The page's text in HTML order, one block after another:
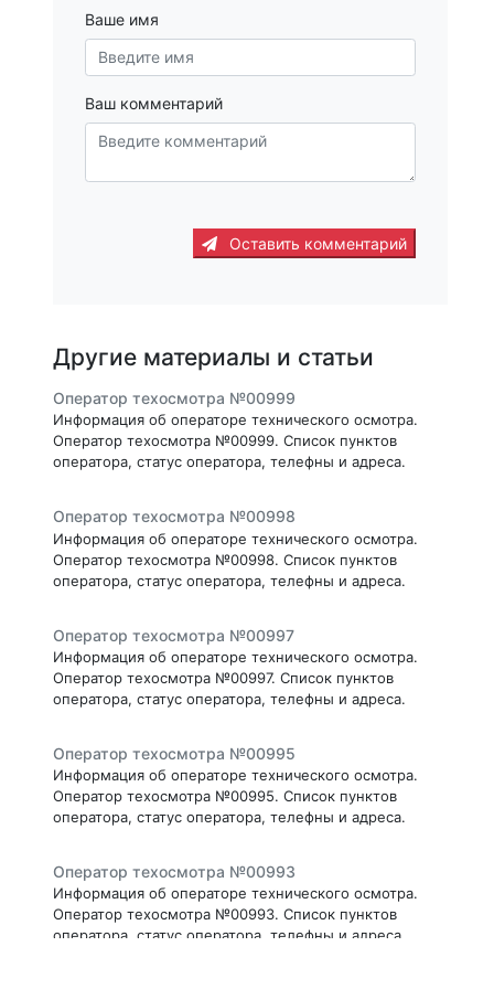
Ваше имя
Ваш комментарий
Оставить комментарий
Другие материалы и статьи
Оператор техосмотра №00999
Информация об операторе технического осмотра.
Оператор техосмотра №00999. Список пунктов
оператора, статус оператора, телефны и адреса.
Оператор техосмотра №00998
Информация об операторе технического осмотра.
Оператор техосмотра №00998. Список пунктов
оператора, статус оператора, телефны и адреса.
Оператор техосмотра №00997
Информация об операторе технического осмотра.
Оператор техосмотра №00997. Список пунктов
оператора, статус оператора, телефны и адреса.
Оператор техосмотра №00995
Информация об операторе технического осмотра.
Оператор техосмотра №00995. Список пунктов
оператора, статус оператора, телефны и адреса.
Оператор техосмотра №00993
Информация об операторе технического осмотра.
Оператор техосмотра №00993. Список пунктов
оператора, статус оператора, телефны и адреса.